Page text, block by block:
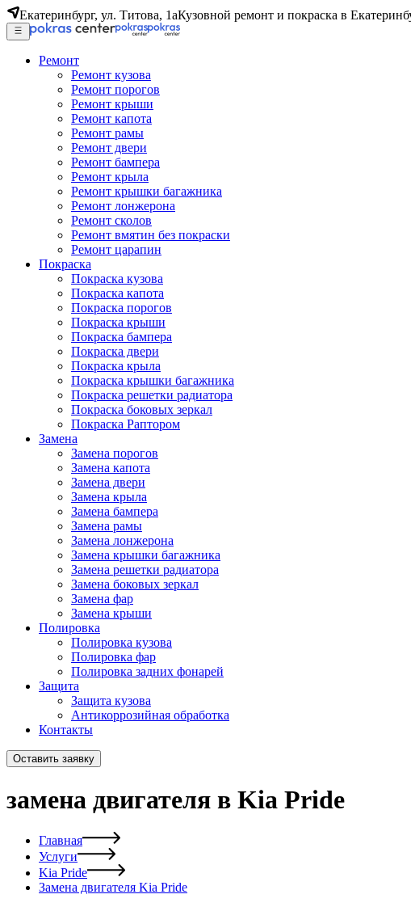
Екатеринбург, ул. Титова, 1аКузовной ремонт и покраска в
Ремонт
Ремонт кузова
Ремонт порогов
Ремонт крыши
Ремонт капота
Ремонт рамы
Ремонт двери
Ремонт бампера
Ремонт крыла
Ремонт крышки багажника
Ремонт лонжерона
Ремонт сколов
Ремонт вмятин без покраски
Ремонт царапин
Покраска
Покраска кузова
Покраска капота
Покраска порогов
Покраска крыши
Покраска бампера
Покраска двери
Покраска крыла
Покраска крышки багажника
Покраска решетки радиатора
Покраска боковых зеркал
Покраска Раптором
Замена
Замена порогов
Замена капота
Замена двери
Замена крыла
Замена бампера
Замена рамы
Замена лонжерона
Замена крышки багажника
Замена решетки радиатора
Замена боковых зеркал
Замена фар
Замена крыши
Полировка
Полировка кузова
Полировка фар
Полировка задних фонарей
Защита
Защита кузова
Антикоррозийная обработка
Контакты
Оставить заявку
замена двигателя в Kia Pride
Главная
Услуги
Kia Pride
Замена двигателя Kia Pride